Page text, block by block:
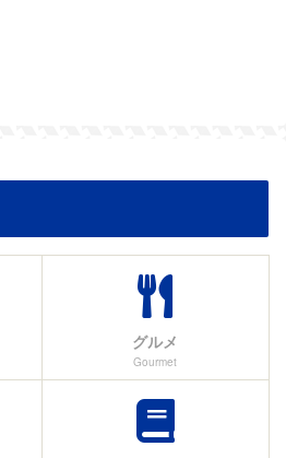
グルメ
Gourmet